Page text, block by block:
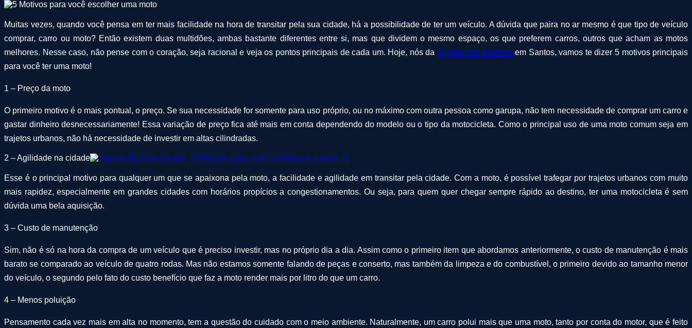
Muitas vezes, quando você pensa em ter mais facilidade na hora de transitar pela sua cidade, há a possibilidade de ter um veículo. A dúvida que paira no ar mesmo é que tipo de veículo
comprar, carro ou moto? Então existem duas multidões, ambas bastante diferentes entre si, mas que dividem o mesmo espaço, os que preferem carros, outros que acham as motos
melhores. Nesse caso, não pense com o coração, seja racional e veja os pontos principais de cada um. Hoje, nós da
Império das Bateriasem Santos, vamos te dizer 5 motivos principais
para você ter uma moto!
1 – Preço da moto
O primeiro motivo é o mais pontual, o preço. Se sua necessidade for somente para uso próprio, ou no máximo com outra pessoa como garupa, não tem necessidade de comprar um carro e
gastar dinheiro desnecessariamente! Essa variação de preço fica até mais em conta dependendo do modelo ou o tipo da motocicleta. Como o principal uso de uma moto comum seja em
trajetos urbanos, não há necessidade de investir em altas cilindradas.
2 – Agilidade na cidade
Esse é o principal motivo para qualquer um que se apaixona pela moto, a facilidade e agilidade em transitar pela cidade. Com a moto, é possível trafegar por trajetos urbanos com muito
mais rapidez, especialmente em grandes cidades com horários propícios a congestionamentos. Ou seja, para quem quer chegar sempre rápido ao destino, ter uma motocicleta é sem
dúvida uma bela aquisição.
3 – Custo de manutenção
Sim, não é só na hora da compra de um veículo que é preciso investir, mas no próprio dia a dia. Assim como o primeiro item que abordamos anteriormente, o custo de manutenção é mais
barato se comparado ao veículo de quatro rodas. Mas não estamos somente falando de peças e conserto, mas também da limpeza e do combustível, o primeiro devido ao tamanho menor
do veículo, o segundo pelo fato do custo benefício que faz a moto render mais por litro do que um carro.
4 – Menos poluição
Pensamento cada vez mais em alta no momento, tem a questão do cuidado com o meio ambiente. Naturalmente, um carro polui mais que uma moto, tanto por conta do motor, que é feito